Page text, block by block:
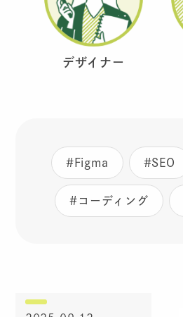
デザイナー
#Figma #SEO
#コーディング